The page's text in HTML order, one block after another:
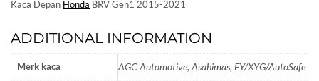
Kaca Depan Honda BRV Gen1 2015-2021
ADDITIONAL INFORMATION
Merk kaca AGC Automotive, Asahimas, FY/XYG/AutoSafe